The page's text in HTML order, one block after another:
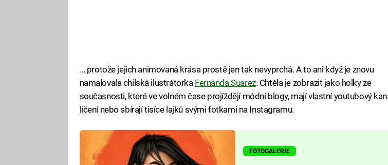
... protože jejich animovaná krása prostě jen tak nevyprchá. A to ani když je znovu
namalovala chilská ilustrátorka Fernanda Suarez. Chtěla je zobrazit jako holky ze
současnosti, které ve volném čase projíždějí módní blogy, mají vlastní youtubový
líčení nebo sbírají tisíce lajků svými fotkami na Instagramu.
FOTOGALERIE